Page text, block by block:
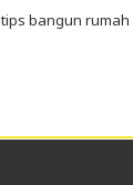
tips bangun rumah